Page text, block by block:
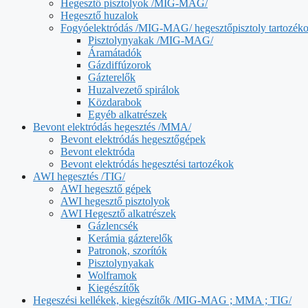
Hegesztő pisztolyok /MIG-MAG/
Hegesztő huzalok
Fogyóelektródás /MIG-MAG/ hegesztőpisztoly
Pisztolynyakak /MIG-MAG/
Áramátadók
Gázdiffúzorok
Gázterelők
Huzalvezető spirálok
Közdarabok
Egyéb alkatrészek
Bevont elektródás hegesztés /MMA/
Bevont elektródás hegesztőgépek
Bevont elektróda
Bevont elektródás hegesztési tartozékok
AWI hegesztés /TIG/
AWI hegesztő gépek
AWI hegesztő pisztolyok
AWI Hegesztő alkatrészek
Gázlencsék
Kerámia gázterelők
Patronok, szorítók
Pisztolynyakak
Wolframok
Kiegészítők
Hegeszési kellékek, kiegészítők /MIG-MAG ; MMA ; TIG/